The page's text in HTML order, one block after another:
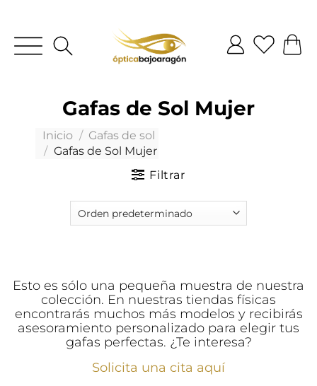
Gafas de Sol Mujer
Inicio / Gafas de sol
/ Gafas de Sol Mujer
Filtrar
Esto es sólo una pequeña muestra de nuestra
colección. En nuestras tiendas físicas
encontrarás muchos más modelos y recibirás
asesoramiento personalizado para elegir tus
gafas perfectas. ¿Te interesa?
Solicita una cita aquí